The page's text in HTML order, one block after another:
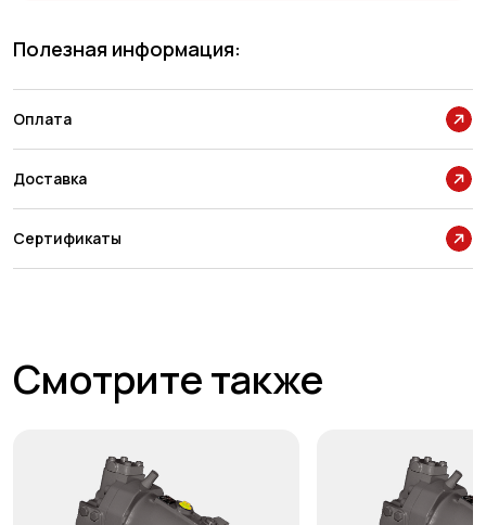
Полезная информация:
Оплата
Доставка
Сертификаты
Смотрите также